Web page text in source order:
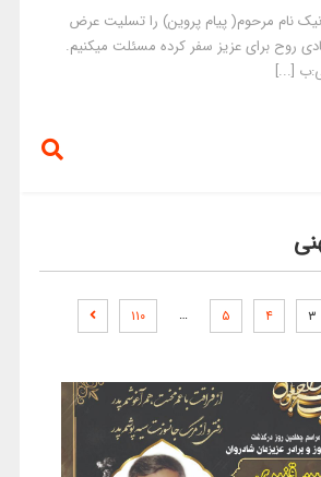
نام مرحوم( پیام پروین) را تسلیت عرض
روح برای عزیز سفر کرده مسئلت میکنیم.
[...]
۳ ۴ ۵ … ۱۱۰